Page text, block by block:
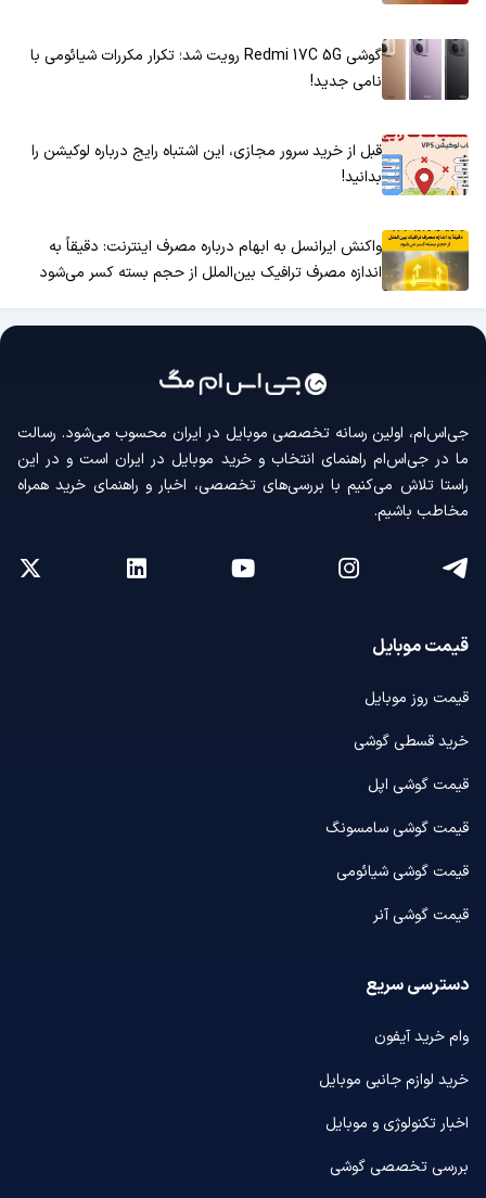
گوشی Redmi 17C 5G رویت شد؛ تکرار مکررات شیائومی با
نامی جدید!
قبل از خرید سرور مجازی، این اشتباه رایج درباره لوکیشن را
بدانید!
واکنش ایرانسل به ابهام درباره مصرف اینترنت: دقیقاً به
اندازه مصرف ترافیک بین‌الملل از حجم بسته کسر می‌شود
جی‌اس‌ام، اولین رسانه‌ تخصصی موبایل در ایران محسوب می‌شود. رسالت
ما در جی‌اس‌ام راهنمای انتخاب و خرید موبایل در ایران است و در این
راستا تلاش می‌کنیم با بررسی‌های تخصصی، اخبار و راهنمای خرید همراه
مخاطب باشیم.
قیمت موبایل
قیمت روز موبایل
خرید قسطی گوشی
قیمت گوشی اپل
قیمت گوشی سامسونگ
قیمت گوشی شیائومی
قیمت گوشی آنر
دسترسی سریع
وام خرید آیفون
خرید لوازم جانبی موبایل
اخبار تکنولوژی و موبایل
بررسی تخصصی گوشی